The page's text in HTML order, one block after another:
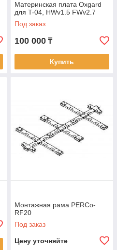
Материнская плата Oxgard
для T-04, HWv1.5 FWv2.7
Под заказ
100 000 ₸
Купить
Монтажная рама PERCo-
RF20
Под заказ
Цену уточняйте